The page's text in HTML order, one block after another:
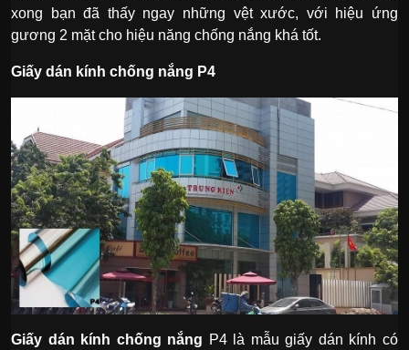
xong bạn đã thấy ngay những vệt xước, với hiệu ứng
gương 2 mặt cho hiệu năng chống nắng khá tốt.
Giấy dán kính chống nắng P4
Giấy dán kính chống nắng P4 là mẫu giấy dán kính có